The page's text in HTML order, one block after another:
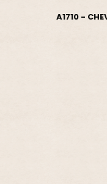
A1710 -